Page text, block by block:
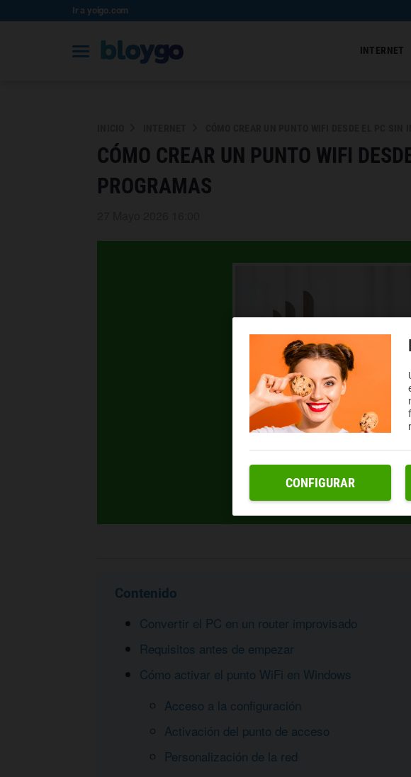
Ir a yoigo.com
INTERNET
CÓMO CREAR UN PUNTO WIFI
PROGRAMAS
Contenido
Convertir el PC en un router improvisado
Requisitos antes de empezar
Cómo activar el punto WiFi en Windows
Acceso a la configuración
Activación del punto de acceso
Personalización de la red
CONFIGURAR